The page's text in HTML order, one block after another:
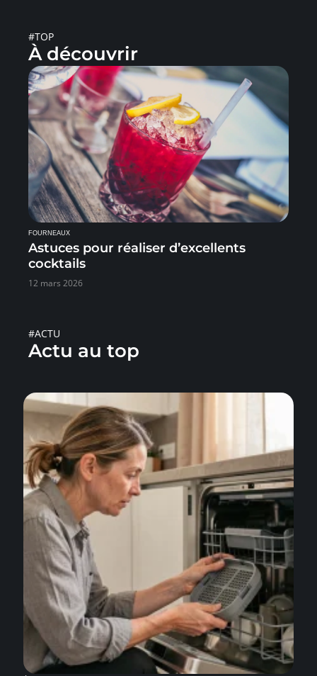
#TOP
À découvrir
FOURNEAUX
Astuces pour réaliser d’excellents
cocktails
12 mars 2026
#ACTU
Actu au top